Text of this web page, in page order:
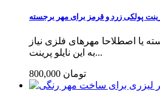
پولکی زرد و قرمز برای مهر برجسته
یا اصطلاحا مهرهای فلزی نیاز
به این نایلو پرینت...
800,000 تومان